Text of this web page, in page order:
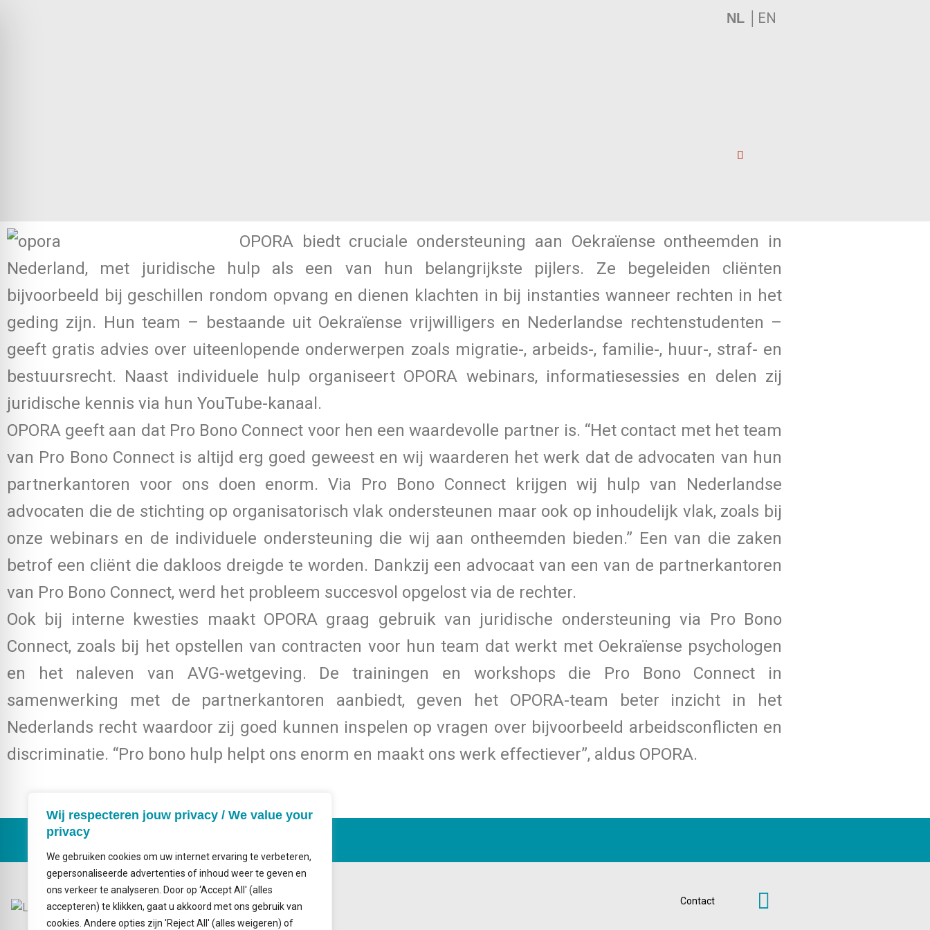
Wij respecteren jouw privacy / We value your
privacy
We gebruiken cookies om uw internet ervaring te verbeteren,
gepersonaliseerde advertenties of inhoud weer te geven en
ons verkeer te analyseren. Door op ‘Accept All' (alles
accepteren) te klikken, gaat u akkoord met ons gebruik van
cookies. Andere opties zijn 'Reject All' (alles weigeren) of
NL EN
OPORA biedt cruciale ondersteuning aan Oekraïense ontheemden in
Nederland, met juridische hulp als een van hun belangrijkste pijlers. Ze begeleiden cliënten
bijvoorbeeld bij geschillen rondom opvang en dienen klachten in bij instanties wanneer rechten in het
geding zijn. Hun team – bestaande uit Oekraïense vrijwilligers en Nederlandse rechtenstudenten –
geeft gratis advies over uiteenlopende onderwerpen zoals migratie-, arbeids-, familie-, huur-, straf- en
bestuursrecht. Naast individuele hulp organiseert OPORA webinars, informatiesessies en delen zij
juridische kennis via hun YouTube-kanaal.
OPORA geeft aan dat Pro Bono Connect voor hen een waardevolle partner is. “Het contact met het team
van Pro Bono Connect is altijd erg goed geweest en wij waarderen het werk dat de advocaten van hun
partnerkantoren voor ons doen enorm. Via Pro Bono Connect krijgen wij hulp van Nederlandse
advocaten die de stichting op organisatorisch vlak ondersteunen maar ook op inhoudelijk vlak, zoals bij
onze webinars en de individuele ondersteuning die wij aan ontheemden bieden.” Een van die zaken
betrof een cliënt die dakloos dreigde te worden. Dankzij een advocaat van een van de partnerkantoren
van Pro Bono Connect, werd het probleem succesvol opgelost via de rechter.
Ook bij interne kwesties maakt OPORA graag gebruik van juridische ondersteuning via Pro Bono
Connect, zoals bij het opstellen van contracten voor hun team dat werkt met Oekraïense psychologen
en het naleven van AVG-wetgeving. De trainingen en workshops die Pro Bono Connect in
samenwerking met de partnerkantoren aanbiedt, geven het OPORA-team beter inzicht in het
Nederlands recht waardoor zij goed kunnen inspelen op vragen over bijvoorbeeld arbeidsconflicten en
discriminatie. “Pro bono hulp helpt ons enorm en maakt ons werk effectiever”, aldus OPORA.
Emailadres
info@probonoconnect.nl
Bezoekadres
Contact